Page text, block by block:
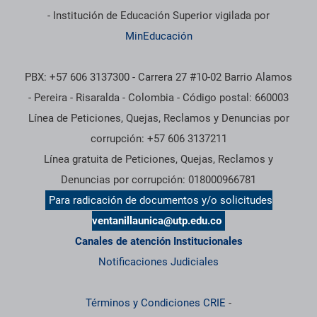
- Institución de Educación Superior vigilada por
MinEducación
PBX: +57 606 3137300 - Carrera 27 #10-02 Barrio Alamos
- Pereira - Risaralda - Colombia - Código postal: 660003
Línea de Peticiones, Quejas, Reclamos y Denuncias por
corrupción: +57 606 3137211
Línea gratuita de Peticiones, Quejas, Reclamos y
Denuncias por corrupción: 018000966781
Para radicación de documentos y/o solicitudes
ventanillaunica@utp.edu.co
Canales de atención Institucionales
Notificaciones Judiciales
Términos y Condiciones CRIE -